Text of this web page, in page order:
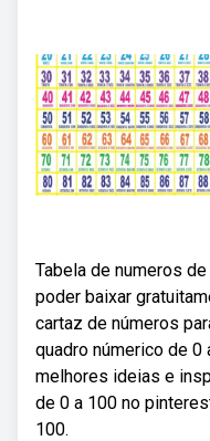
Tabela de numeros
poder baixar
cartaz de números
quadro númerico de 0
melhores ideias e
de 0 a 100 no
100.